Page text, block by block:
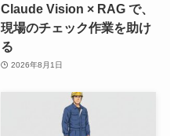
Claude Vision × RAG で、
現場のチェック作業を助け
る
2026年8月1日